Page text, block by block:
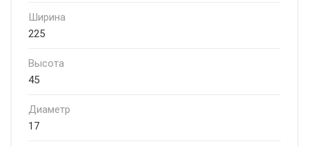
Ширина
225
Высота
45
Диаметр
17